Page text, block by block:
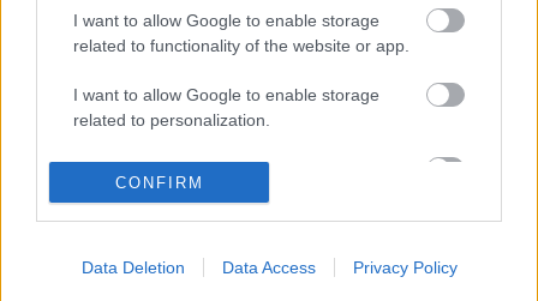
I want to allow Google to enable storage
related to functionality of the website or app.
I want to allow Google to enable storage
related to personalization.
I want to allow Google to enable storage
related to security, including authentication
functionality and fraud prevention, and other
CONFIRM
Data Deletion Data Access Privacy Policy